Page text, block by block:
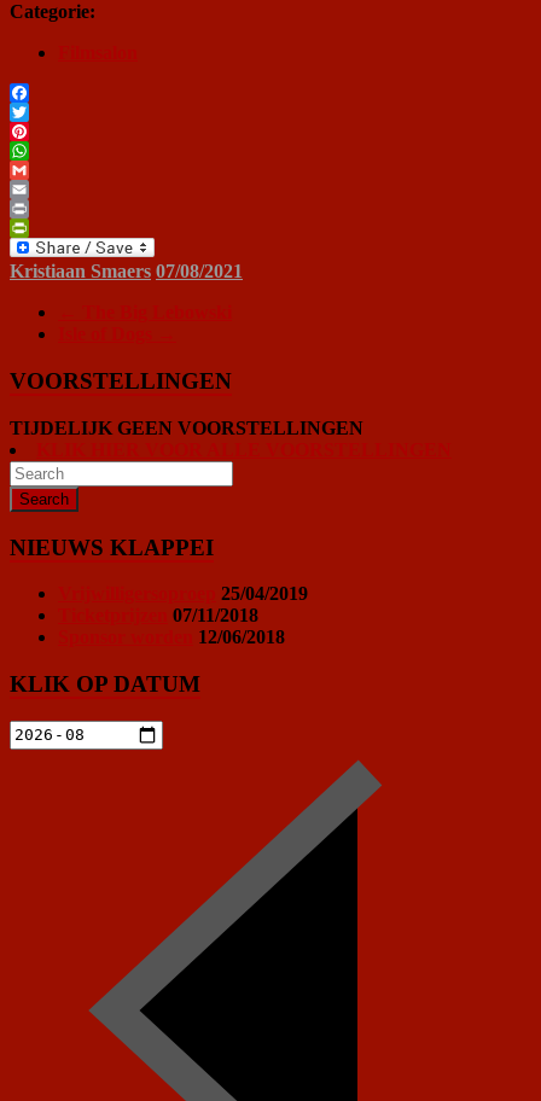
Categorie:
Facebook
Twitter
Pinterest
WhatsApp
Gmail
Email
Print
PrintFriendly
Kristiaan Smaers 07/08/2021
VOORSTELLINGEN
TIJDELIJK GEEN VOORSTELLINGEN
NIEUWS KLAPPEI
25/04/2019
07/11/2018
12/06/2018
KLIK OP DATUM